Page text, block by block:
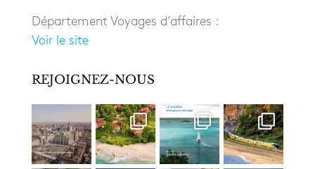
Département Voyages d’affaires :
Voir le site
REJOIGNEZ-NOUS